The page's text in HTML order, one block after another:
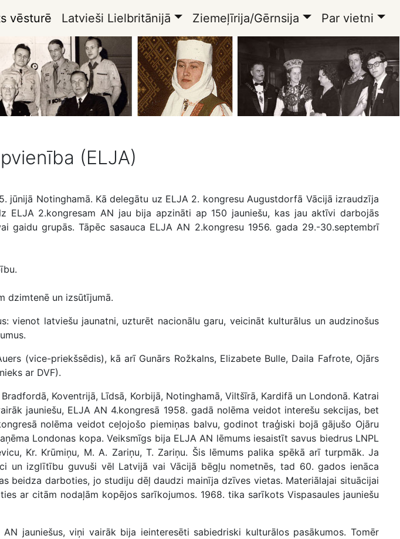
vēsturē Latvieši Lielbritānijā Ziemeļīrija/Gērnsija Par vietni
(ELJA)
jūnijā Notinghamā. Kā delegātu uz ELJA 2. kongresu Augustdorfā Vācijā izraudzīja
ELJA 2.kongresam AN jau bija apzināti ap 150 jauniešu, kas jau aktīvi darbojās
gaidu grupās. Tāpēc sasauca ELJA AN 2.kongresu 1956. gada 29.-30.septembrī
dzimtenē un izsūtījumā.
vienot latviešu jaunatni, uzturēt nacionālu garu, veicināt kulturālus un audzinošus
(vice-priekšsēdis), kā arī Gunārs Rožkalns, Elizabete Bulle, Daila Fafrote, Ojārs
ar DVF).
Koventrijā, Līdsā, Korbijā, Notinghamā, Viltšīrā, Kardifā un Londonā. Katrai
jauniešu, ELJA AN 4.kongresā 1958. gadā nolēma veidot interešu sekcijas, bet
nolēma veidot ceļojošo piemiņas balvu, godinot traģiski bojā gājušo Ojāru
Londonas kopa. Veiksmīgs bija ELJA AN lēmums iesaistīt savus biedrus LNPL
Kr. Krūmiņu, M. A. Zariņu, T. Zariņu. Šis lēmums palika spēkā arī turpmāk. Ja
un izglītību guvuši vēl Latvijā vai Vācijā bēgļu nometnēs, tad 60. gados ienāca
beidza darboties, jo studiju dēļ daudzi mainīja dzīves vietas. Materiālajai situācijai
ar citām nodaļām kopējos sarīkojumos. 1968. tika sarīkots Vispasaules jauniešu
jauniešus, viņi vairāk bija ieinteresēti sabiedriski kulturālos pasākumos. Tomēr